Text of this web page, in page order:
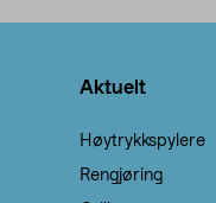
Aktuelt
Høytrykkspylere
Rengjøring